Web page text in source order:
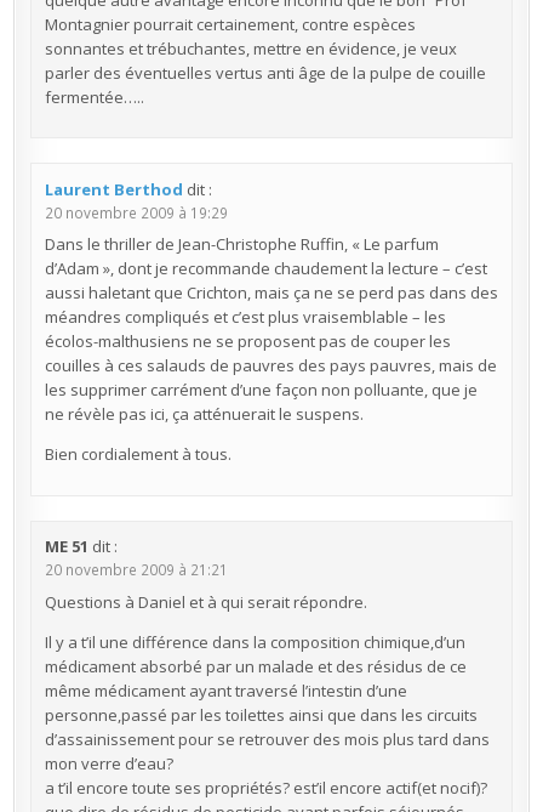
Montagnier pourrait certainement, contre espèces
sonnantes et trébuchantes, mettre en évidence, je veux
parler des éventuelles vertus anti âge de la pulpe de couille
fermentée…..
Laurent Berthod dit :
20 novembre 2009 à 19:29
Dans le thriller de Jean-Christophe Ruffin, « Le parfum
d’Adam », dont je recommande chaudement la lecture – c’est
aussi haletant que Crichton, mais ça ne se perd pas dans des
méandres compliqués et c’est plus vraisemblable – les
écolos-malthusiens ne se proposent pas de couper les
couilles à ces salauds de pauvres des pays pauvres, mais de
les supprimer carrément d’une façon non polluante, que je
ne révèle pas ici, ça atténuerait le suspens.
Bien cordialement à tous.
ME 51 dit :
20 novembre 2009 à 21:21
Questions à Daniel et à qui serait répondre.
Il y a t’il une différence dans la composition chimique,d’un
médicament absorbé par un malade et des résidus de ce
même médicament ayant traversé l’intestin d’une
personne,passé par les toilettes ainsi que dans les circuits
d’assainissement pour se retrouver des mois plus tard dans
mon verre d’eau?
a t’il encore toute ses propriétés? est’il encore actif(et nocif)?